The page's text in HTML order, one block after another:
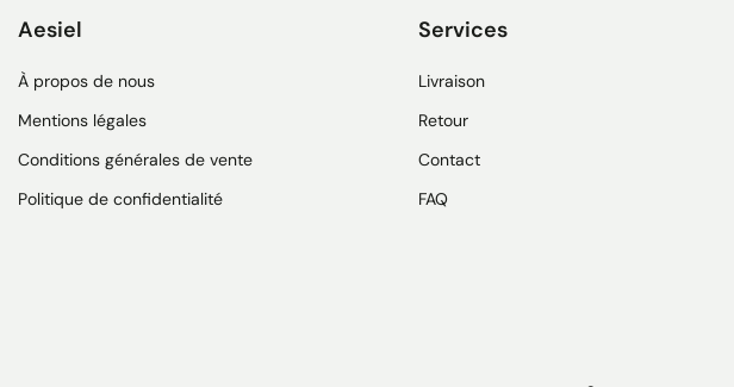
Aesiel
À propos de nous
Mentions légales
Conditions générales de vente
Politique de confidentialité
Services
Livraison
Retour
Contact
FAQ